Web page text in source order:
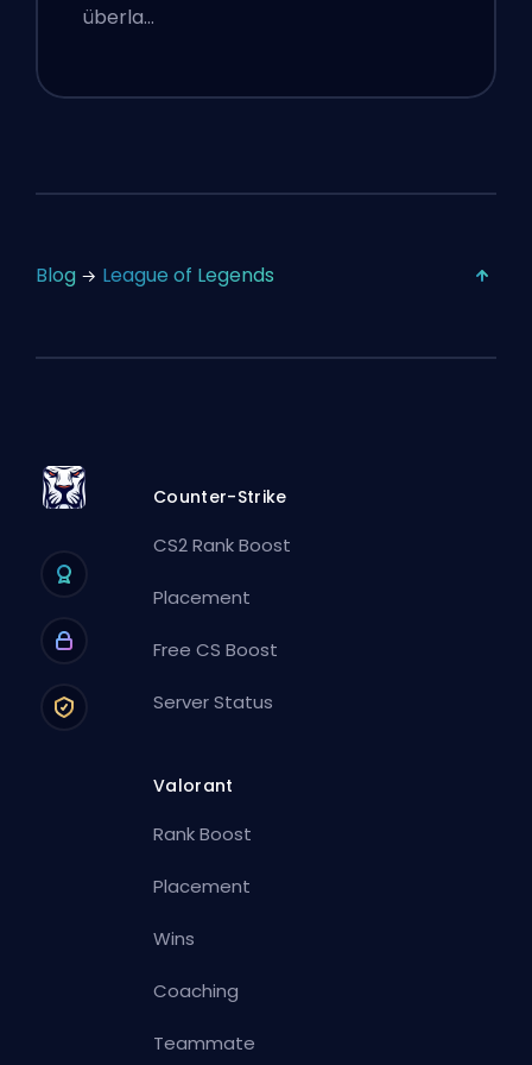
überla…
Blog League of Legends
Counter-Strike
CS2 Rank Boost
Placement
Free CS Boost
Server Status
Valorant
Rank Boost
Placement
Wins
Coaching
Teammate